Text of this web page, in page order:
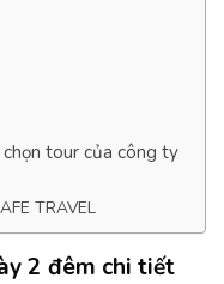
chọn tour của công ty
TRAVEL
2 đêm chi tiết